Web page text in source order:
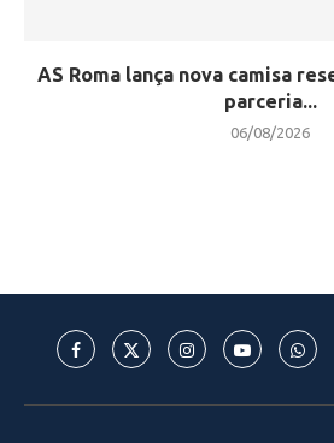
AS Roma lança nova camisa
parceria...
06/08/2026